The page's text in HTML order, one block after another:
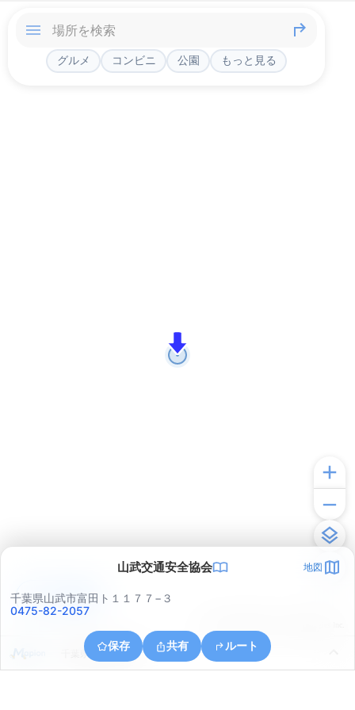
グルメ コンビニ 公園 もっと見る
山武交通安全協会 地図
千葉県山武市富田ト１１７７−３
0475-82-2057
保存 共有 ルート
千葉県山武市富田
アプリで見る